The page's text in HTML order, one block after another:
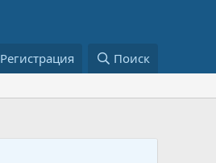
Регистрация Поиск